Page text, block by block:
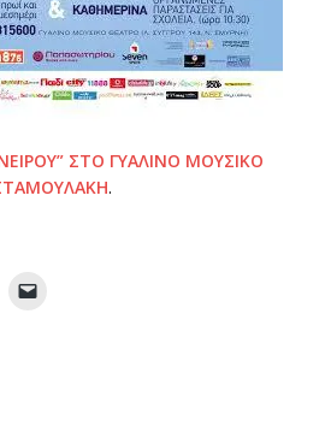
ΣΤΟ ΓΥΑΛΙΝΟ ΜΟΥΣΙΚΟ
.